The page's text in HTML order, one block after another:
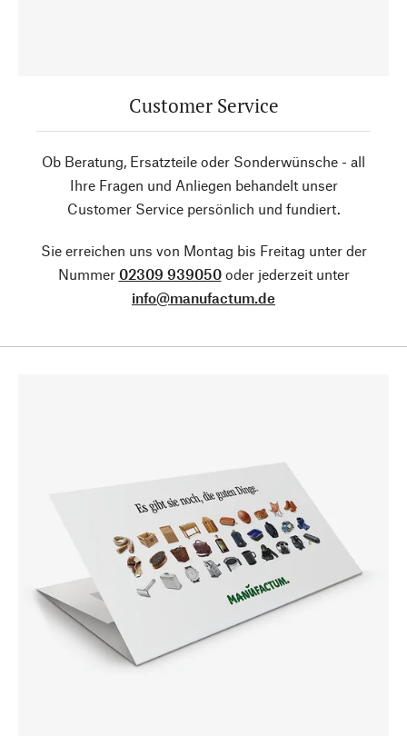
Customer Service
Ob Beratung, Ersatzteile oder Sonderwünsche - all
Ihre Fragen und Anliegen behandelt unser
Customer Service persönlich und fundiert.
Sie erreichen uns von Montag bis Freitag unter der
Nummer 02309 939050oder jederzeit unter
info@manufactum.de